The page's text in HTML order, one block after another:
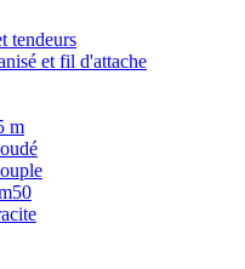
tendeurs
et fil d'attache
m